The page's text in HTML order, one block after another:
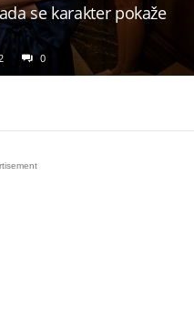
se karakter pokaže
0